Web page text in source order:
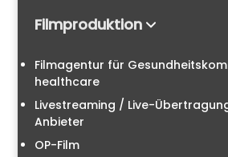
Filmproduktion
Filmagentur für
healthcare
Livestreaming / Live-
Anbieter
OP-Film